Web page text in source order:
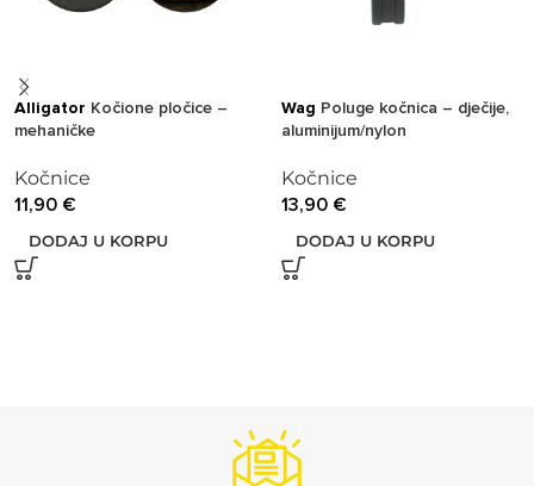
Alligator Kočione pločice –
mehaničke
Kočnice
11,90 €
DODAJ U KORPU
Wag Poluge kočnica – dječije,
aluminijum/nylon
Kočnice
13,90 €
DODAJ U KORPU